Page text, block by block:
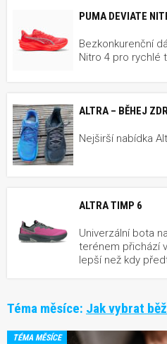
PUMA DEVIATE
Bezkonkurenční
Nitro 4 pro rychlé
ALTRA – BĚHEJ
Nejširší nabídka
ALTRA TIMP 6
Univerzální bota
terénem přichází
lepší než kdy
Téma měsíce: Jak vybrat
TÉMA MĚSÍCE